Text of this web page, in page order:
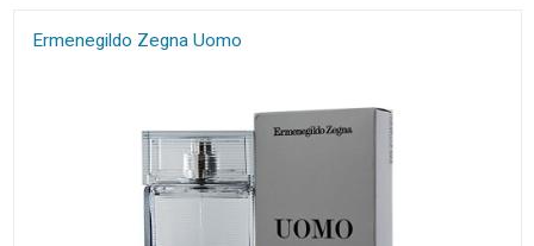
Ermenegildo Zegna Uomo